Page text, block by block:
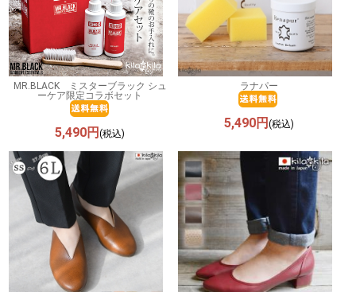
MR.BLACK ミスターブラック シュ
ーケア限定コラボセット
5,490円(税込)
ラナパー
5,490円 (税込)